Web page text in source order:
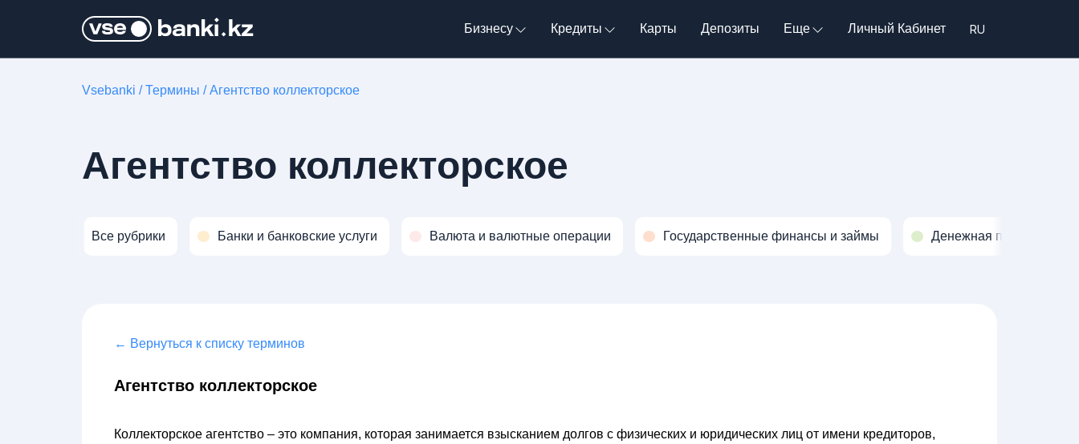
Бизнесу Кредиты Карты Депозиты Еще Личный Кабинет
Vsebanki /Термины /Агентство коллекторское
Агентство коллекторское
Все рубрики Банки и банковские услуги Валюта и валютные операции Государственные финансы и займы Денежная политика и
← Вернуться к списку терминов
Агентство коллекторское
Коллекторское агентство – это компания, которая занимается взысканием долгов с физических и юридических лиц от имени кредиторов,